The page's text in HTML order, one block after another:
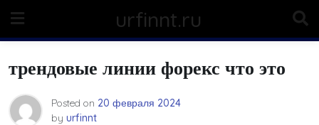
content
urfinnt.ru
трендовые линии форекс что это
Posted on 20 февраля 2024
by urfinnt